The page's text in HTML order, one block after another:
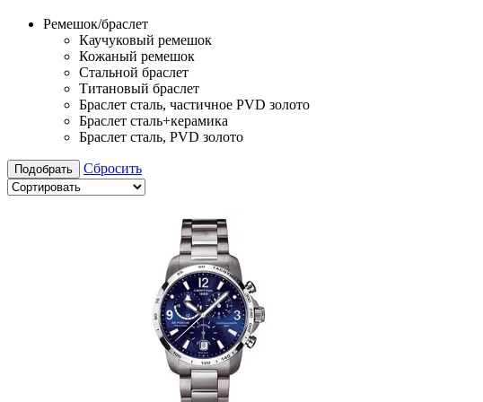
Ремешок/браслет
Каучуковый ремешок
Кожаный ремешок
Стальной браслет
Титановый браслет
Браслет сталь, частичное PVD золото
Браслет сталь+керамика
Браслет сталь, PVD золото
Подобрать Сбросить